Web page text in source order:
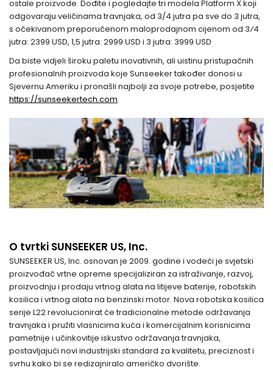
ostale proizvode. Dođite i pogledajte tri modela Platform X koji
odgovaraju veličinama travnjaka, od 3/4 jutra pa sve do 3 jutra,
s očekivanom preporučenom maloprodajnom cijenom od 3⁄4
jutra: 2399 USD, 1,5 jutra: 2999 USD i 3 jutra: 3999 USD
Da biste vidjeli široku paletu inovativnih, ali uistinu pristupačnih
profesionalnih proizvoda koje Sunseeker također donosi u
Sjevernu Ameriku i pronašli najbolji za svoje potrebe, posjetite
https://sunseekertech.com
O tvrtki SUNSEEKER US, Inc.
SUNSEEKER US, Inc. osnovan je 2009. godine i vodeći je svjetski
proizvođač vrtne opreme specijaliziran za istraživanje, razvoj,
proizvodnju i prodaju vrtnog alata na litijeve baterije, robotskih
kosilica i vrtnog alata na benzinski motor. Nova robotska kosilica
serije L22 revolucionirat će tradicionalne metode održavanja
travnjaka i pružiti vlasnicima kuća i komercijalnim korisnicima
pametnije i učinkovitije iskustvo održavanja travnjaka,
postavljajući novi industrijski standard za kvalitetu, preciznost i
svrhu kako bi se redizajniralo američko dvorište.